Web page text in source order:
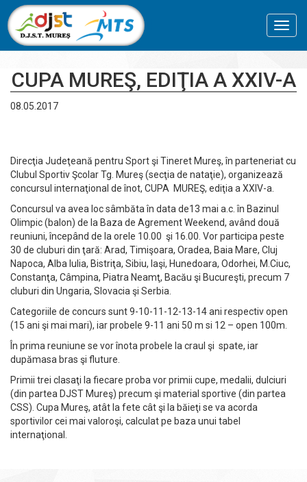
CUPA MUREŞ, EDIŢIA A XXIV-A
08.05.2017
Direcţia Judeţeană pentru Sport şi Tineret Mureş, în parteneriat cu
Clubul Sportiv Şcolar Tg. Mureş (secţia de nataţie), organizează
concursul internaţional de înot, CUPA MUREŞ, ediţia a XXIV-a.
Concursul va avea loc sâmbăta în data de13 mai a.c. în Bazinul
Olimpic (balon) de la Baza de Agrement Weekend, având două
reuniuni, începând de la orele 10.00 şi 16.00. Vor participa peste
30 de cluburi din ţară: Arad, Timişoara, Oradea, Baia Mare, Cluj
Napoca, Alba Iulia, Bistriţa, Sibiu, Iaşi, Hunedoara, Odorhei, M.Ciuc,
Constanţa, Câmpina, Piatra Neamţ, Bacău şi Bucureşti, precum 7
cluburi din Ungaria, Slovacia şi Serbia.
Categoriile de concurs sunt 9-10-11-12-13-14 ani respectiv open
(15 ani şi mai mari), iar probele 9-11 ani 50 m si 12 – open 100m.
În prima reuniune se vor înota probele la craul şi spate, iar
dupămasa bras şi fluture.
Primii trei clasaţi la fiecare proba vor primii cupe, medalii, dulciuri
(din partea DJST Mureş) precum şi material sportive (din partea
CSS). Cupa Mureş, atât la fete cât şi la băieţi se va acorda
sportivilor cei mai valoroşi, calculat pe baza unui tabel
internaţional.